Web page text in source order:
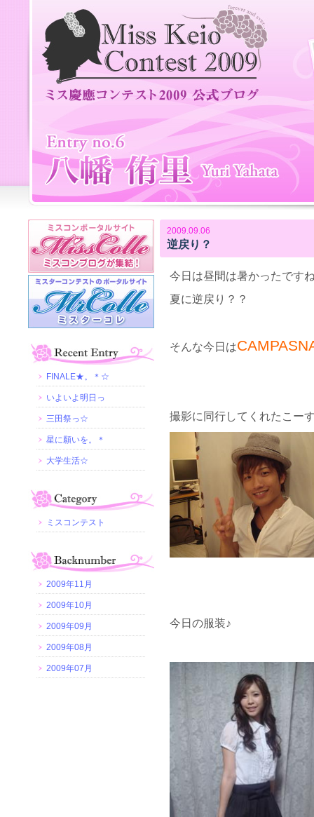
2009.09.06
逆戻り？
今日は昼間は暑かったです
夏に逆戻り？？
そんな今日は
撮影に同行してくれたこ
今日の服装♪
FINALE★。＊☆
いよいよ明日っ
三田祭っ☆
星に願いを。＊
大学生活☆
ミスコンテスト
2009年11月
2009年10月
2009年09月
2009年08月
2009年07月